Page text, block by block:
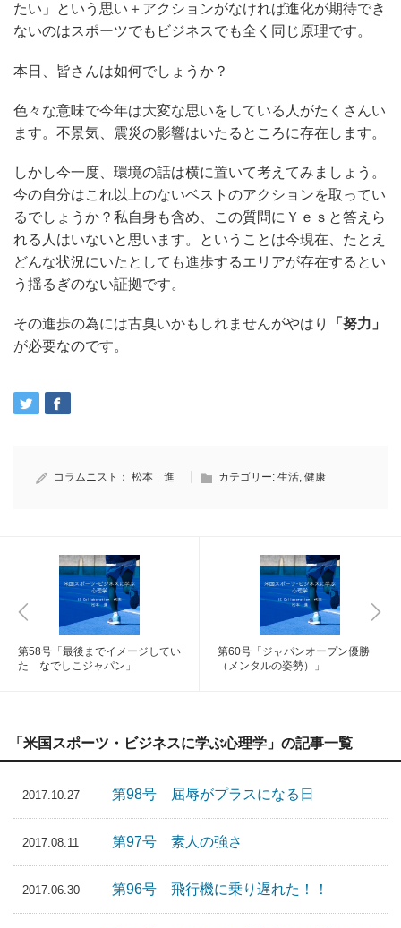
たい」という思い＋アクションがなければ進化が期待でき
ないのはスポーツでもビジネスでも全く同じ原理です。
本日、皆さんは如何でしょうか？
色々な意味で今年は大変な思いをしている人がたくさんい
ます。 不景気、震災の影響はいたるところに存在します。
しかし今一度、環境の話は横に置いて考えてみましょう。
今の自分はこれ以上のないベストのアクションを取ってい
るでしょうか？ 私自身も含め、この質問にＹｅｓと答えら
れる人はいないと思います。
ということは今現在、たとえ
どんな状況にいたとしても進歩するエリアが存在するとい
う揺るぎのない証拠です。
その進歩の為には古臭いかもしれませんがやはり
「努力」
が必要なのです。
コラムニスト： 松本 進 カテゴリー: 生活, 健康
第58号「最後までイメージしてい
た なでしこジャパン」
第60号「ジャパンオープン優勝
（メンタルの姿勢）」
「米国スポーツ・ビジネスに学ぶ心理学」の記事一覧
2017.10.27 第98号 屈辱がプラスになる日
2017.08.11 第97号 素人の強さ
2017.06.30 第96号 飛行機に乗り遅れた！！